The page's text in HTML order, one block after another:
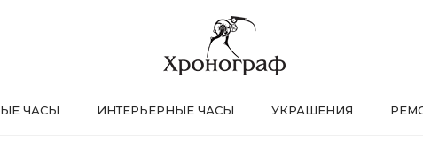
ЧАСЫ ИНТЕРЬЕРНЫЕ ЧАСЫ УКРАШЕНИЯ